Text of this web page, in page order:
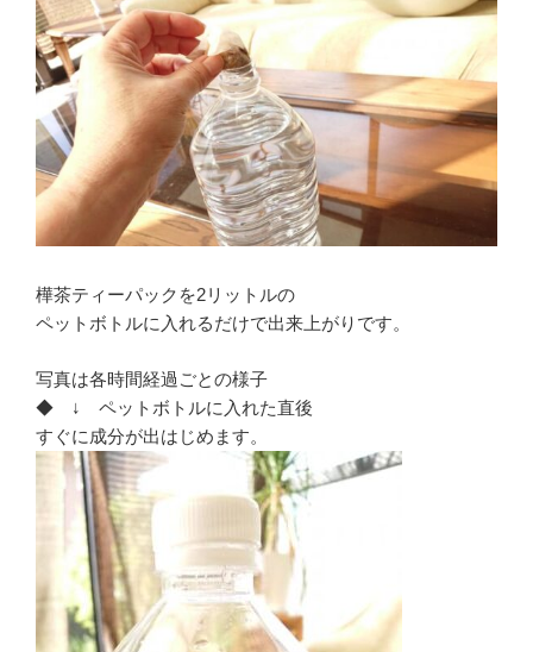
樺茶ティーパックを2リットルの
ペットボトルに入れるだけで出来上がりです。
写真は各時間経過ごとの様子
◆ ↓ ペットボトルに入れた直後
すぐに成分が出はじめます。